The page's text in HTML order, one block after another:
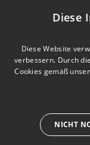
Wir lassen nur die
Diese
Diese Website
verbessern. Durch
Cookies gemäß
NICHT